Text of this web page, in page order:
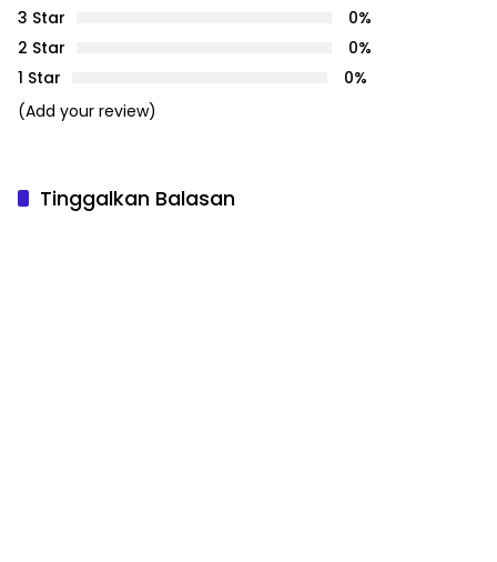
3 Star
0%
2 Star
0%
1 Star
0%
(Add your review)
Tinggalkan Balasan